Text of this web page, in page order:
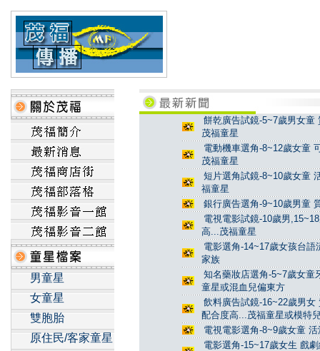
男童星
女童星
雙胞胎
原住民/客家童星
餅乾廣告試鏡-5~7歲男女
茂福童星
電動機車選角-8~12歲女童
茂福童星
短片選角試鏡-8~10歲女童
福童星
銀行廣告選角-9~10歲男童
電視電影試鏡-10歲男
高...茂福童星
電影選角-14~17歲女孩台
家族
知名藥妝店選角-5~7歲女童
童星或混血兒偏東方
飲料廣告試鏡-16~22歲男
配合度高...茂福童星或模特
電視電影選角-8~9歲女童
電影選角-15~17歲女生 戲